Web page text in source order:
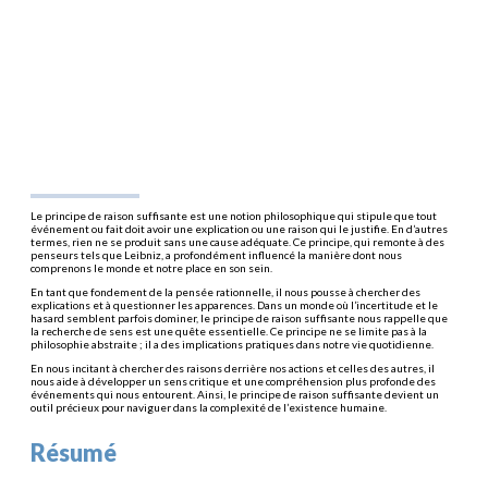
Le principe de raison suffisante est une notion philosophique qui stipule que tout
événement ou fait doit avoir une explication ou une raison qui le justifie. En d’autres
termes, rien ne se produit sans une cause adéquate. Ce principe, qui remonte à des
penseurs tels que Leibniz, a profondément influencé la manière dont nous
comprenons le monde et notre place en son sein.
En tant que fondement de la pensée rationnelle, il nous pousse à chercher des
explications et à questionner les apparences. Dans un monde où l’incertitude et le
hasard semblent parfois dominer, le principe de raison suffisante nous rappelle que
la recherche de sens est une quête essentielle. Ce principe ne se limite pas à la
philosophie abstraite ; il a des implications pratiques dans notre vie quotidienne.
En nous incitant à chercher des raisons derrière nos actions et celles des autres, il
nous aide à développer un sens critique et une compréhension plus profonde des
événements qui nous entourent. Ainsi, le principe de raison suffisante devient un
outil précieux pour naviguer dans la complexité de l’existence humaine.
Résumé